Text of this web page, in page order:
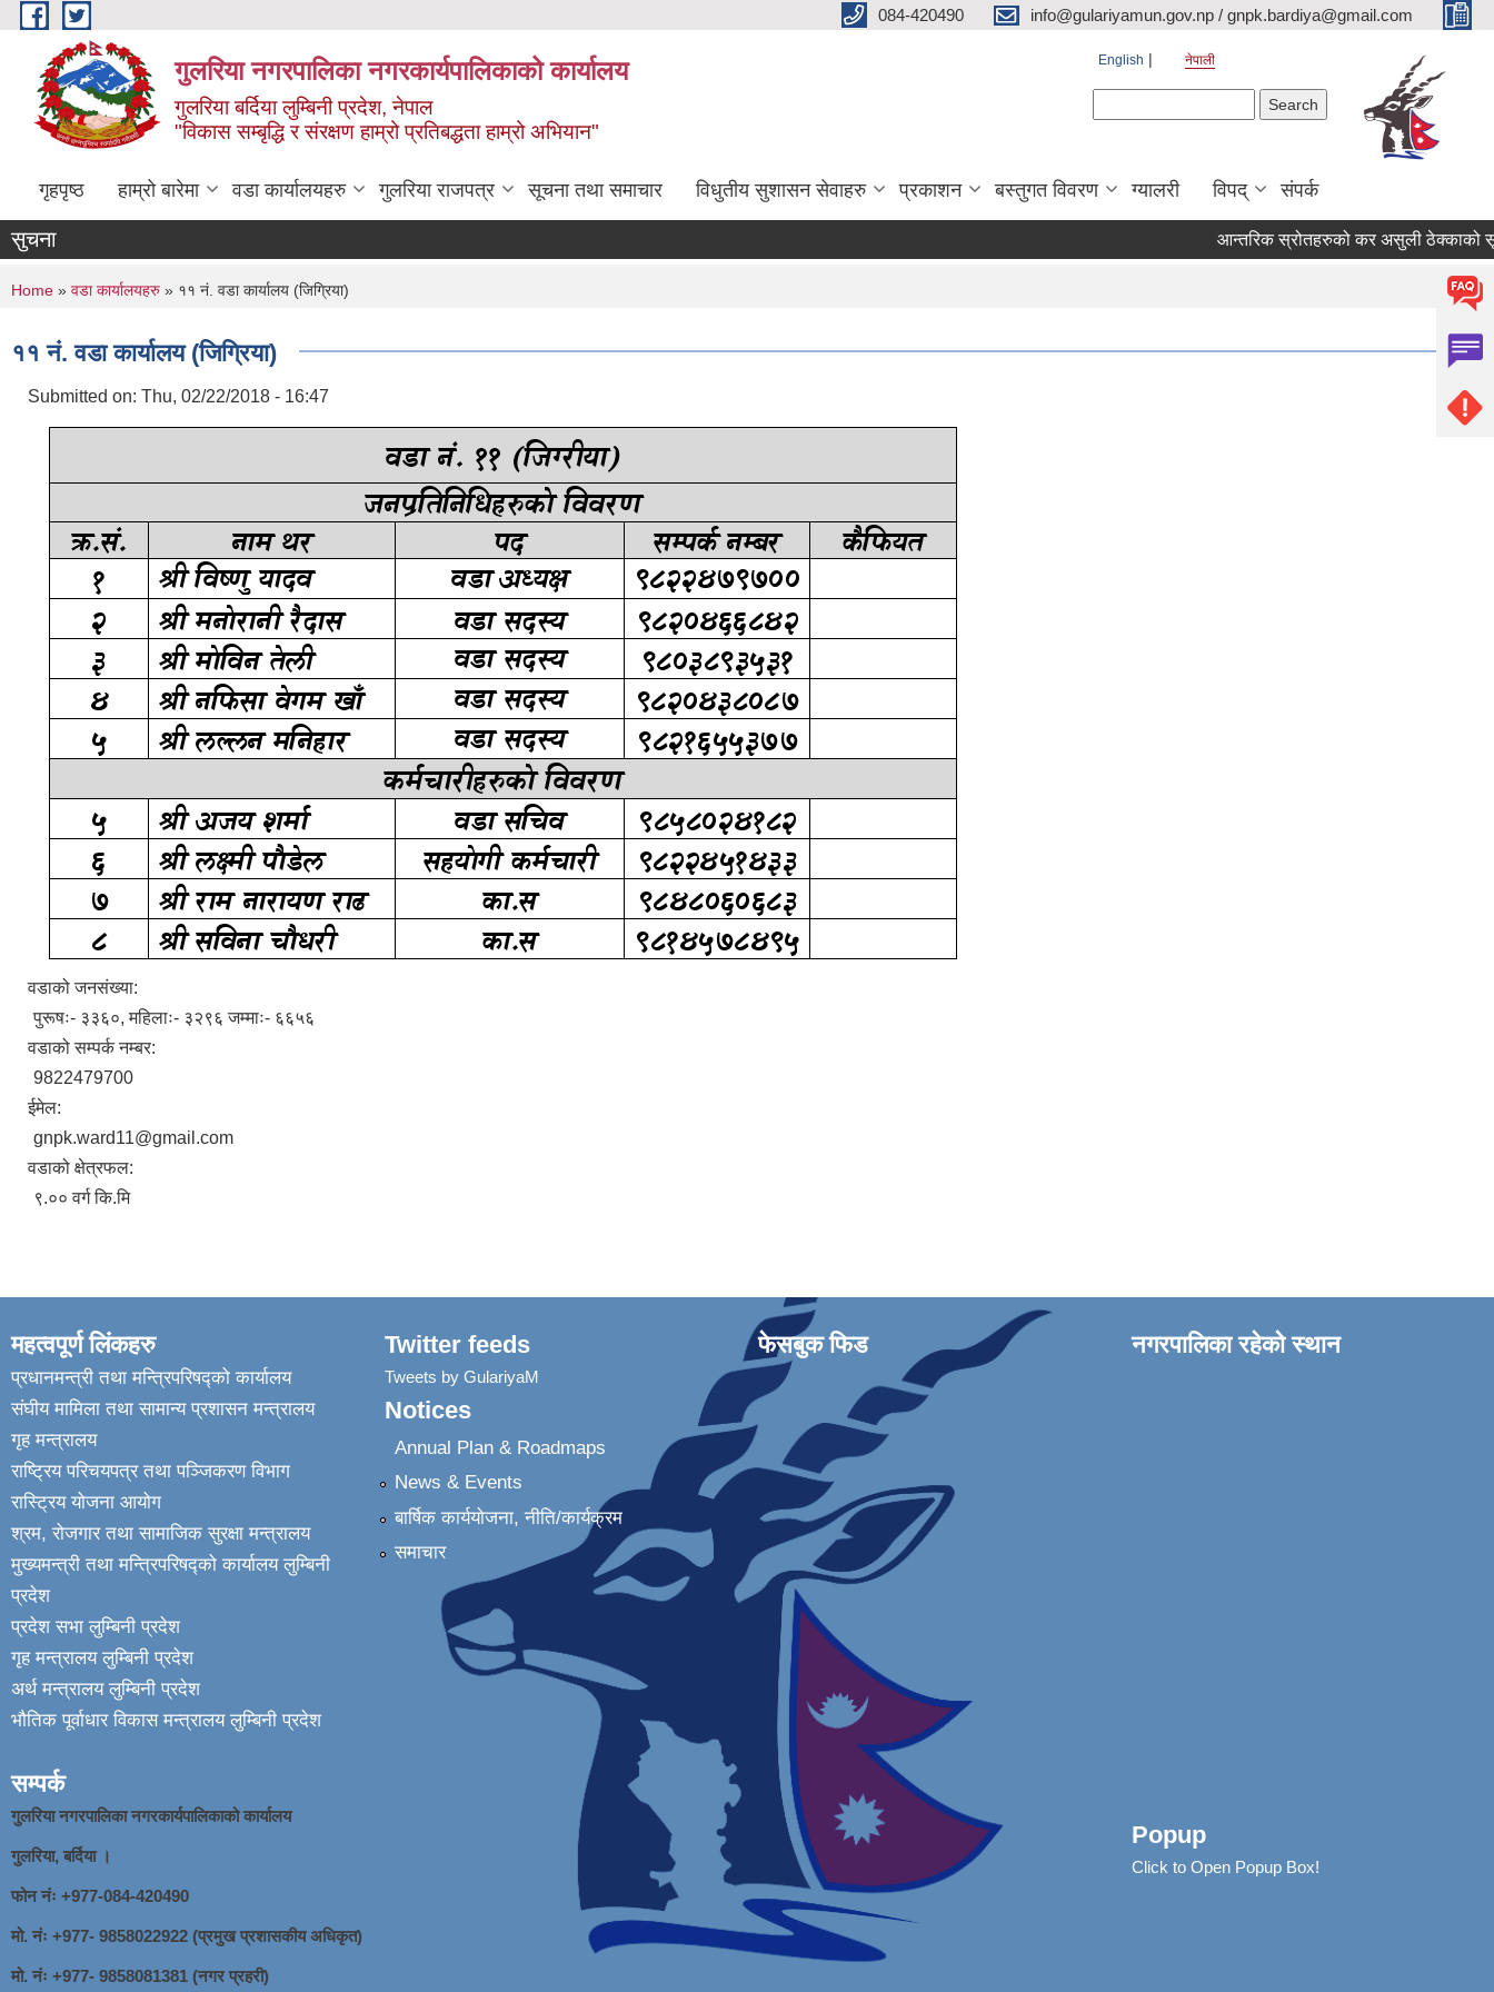
Skip to main content 084-420490 info@gulariyamun.gov.np / gnpk.bardiya@gmail.com
गुलरिया नगरपालिका नगरकार्यपालिकाको कार्यालय
गुलरिया बर्दिया लुम्बिनी प्रदेश, नेपाल
"विकास सम्बृद्धि र संरक्षण हाम्रो प्रतिबद्धता हाम्रो अभियान"
English नेपाली
गृहपृष्ठ हाम्रो बारेमा वडा कार्यालयहरु गुलरिया राजपत्र सूचना तथा समाचार विधुतीय सुशासन सेवाहरु प्रकाशन बस्तुगत विवरण ग्यालरी विपद् संपर्क
सुचना आन्तरिक स्रोतहरुको कर असुली ठेक्काको
You are here
Home » वडा कार्यालयहरु » ११ नं. वडा कार्यालय (जिग्रिया)
११ नं. वडा कार्यालय (जिग्रिया)
Submitted on: Thu, 02/22/2018 - 16:47
वडाको जनसंख्या:
पुरूषः- ३३६०, महिलाः- ३२९६ जम्माः- ६६५६
वडाको सम्पर्क नम्बर:
9822479700
ईमेल:
gnpk.ward11@gmail.com
वडाको क्षेत्रफल:
९.०० वर्ग कि.मि
महत्वपूर्ण लिंकहरु
प्रधानमन्त्री तथा मन्त्रिपरिषद्को कार्यालय
संघीय मामिला तथा सामान्य प्रशासन मन्त्रालय
गृह मन्त्रालय
राष्ट्रिय परिचयपत्र तथा पञ्जिकरण विभाग
रास्ट्रिय योजना आयोग
श्रम, रोजगार तथा सामाजिक सुरक्षा मन्त्रालय
मुख्यमन्त्री तथा मन्त्रिपरिषद्को कार्यालय लुम्बिनी
प्रदेश
प्रदेश सभा लुम्बिनी प्रदेश
गृह मन्त्रालय लुम्बिनी प्रदेश
अर्थ मन्त्रालय लुम्बिनी प्रदेश
भौतिक पूर्वाधार विकास मन्त्रालय लुम्बिनी प्रदेश
सम्पर्क
गुलरिया नगरपालिका नगरकार्यपालिकाको कार्यालय
गुलरिया, बर्दिया ।
फोन नंः ‌+977-084-420490
मो. नंः +977- 9858022922 (प्रमुख प्रशासकीय अधिकृत)
मो. नंः +977- 9858081381 (नगर प्रहरी)
Twitter feeds
Tweets by GulariyaM
Notices
Annual Plan & Roadmaps
News & Events
बार्षिक कार्ययोजना, नीति/कार्यक्रम
समाचार
फेसबुक फिड नगरपालिका रहेको स्थान
Popup
Click to Open Popup Box!